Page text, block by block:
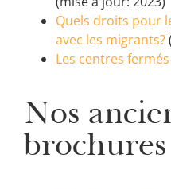
Quels droits pour
avec les migrants?
Les centres fermés
Nos
brochures